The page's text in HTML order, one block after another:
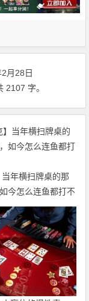
月28日
2107 字。
当年横扫牌桌的那
今怎么连鱼都打不